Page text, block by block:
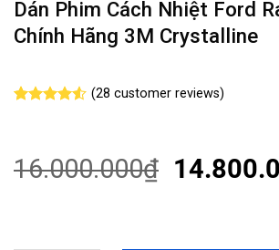
Dán Phim Cách Nhiệt Ford
Chính Hãng 3M Crystalline
based on
customer
(28 customer reviews)
16.000.000₫